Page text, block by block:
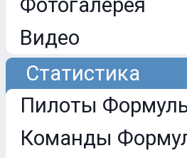
Фотогалерея
Видео
Статистика
Пилоты
Команды